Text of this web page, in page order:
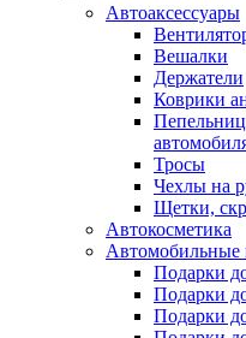
Автоаксессуары
Вешалки
Держатели
Коврики
Тросы
Чехлы на
Щетки,
Автокосметика
Автомобильные
Подарки
Подарки
Подарки